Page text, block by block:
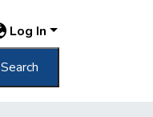
Log In
Search